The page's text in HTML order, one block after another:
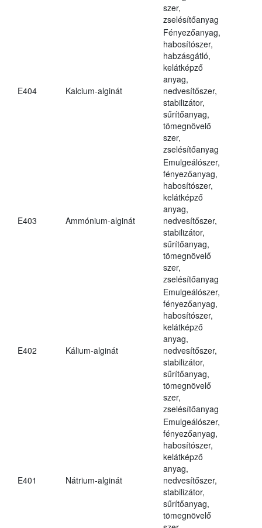
szer,
zselésítőanyag
E404 Kalcium-alginát
Fényezőanyag,
habosítószer,
habzásgátló,
kelátképző
anyag,
nedvesítőszer,
stabilizátor,
sűrítőanyag,
tömegnövelő
szer,
zselésítőanyag
E403 Ammónium-alginát
Emulgeálószer,
fényezőanyag,
habosítószer,
kelátképző
anyag,
nedvesítőszer,
stabilizátor,
sűrítőanyag,
tömegnövelő
szer,
zselésítőanyag
E402 Kálium-alginát
Emulgeálószer,
fényezőanyag,
habosítószer,
kelátképző
anyag,
nedvesítőszer,
stabilizátor,
sűrítőanyag,
tömegnövelő
szer,
zselésítőanyag
E401 Nátrium-alginát
Emulgeálószer,
fényezőanyag,
habosítószer,
kelátképző
anyag,
nedvesítőszer,
stabilizátor,
sűrítőanyag,
tömegnövelő